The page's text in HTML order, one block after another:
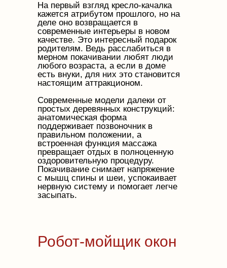
На первый взгляд кресло-качалка
кажется атрибутом прошлого, но на
деле оно возвращается в
современные интерьеры в новом
качестве. Это интересный подарок
родителям. Ведь расслабиться в
мерном покачивании любят люди
любого возраста, а если в доме
есть внуки, для них это становится
настоящим аттракционом.
Современные модели далеки от
простых деревянных конструкций:
анатомическая форма
поддерживает позвоночник в
правильном положении, а
встроенная функция массажа
превращает отдых в полноценную
оздоровительную процедуру.
Покачивание снимает напряжение
с мышц спины и шеи, успокаивает
нервную систему и помогает легче
засыпать.
Робот-мойщик окон